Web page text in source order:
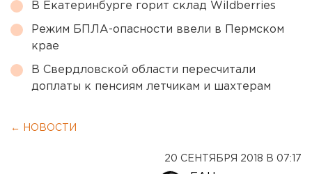
В Екатеринбурге горит склад Wildberries
Режим БПЛА-опасности ввели в Пермском
крае
В Свердловской области пересчитали
доплаты к пенсиям летчикам и шахтерам
← НОВОСТИ
20 СЕНТЯБРЯ 2018 В 07:17